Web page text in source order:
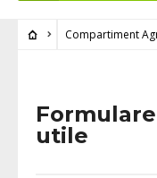
Compartiment
utile